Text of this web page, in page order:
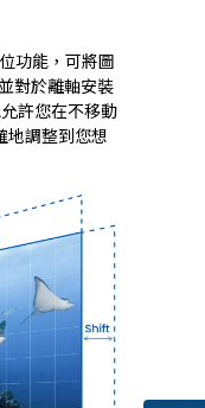
功能，可將圖
對於離軸安裝
許您在不移動
地調整到您想